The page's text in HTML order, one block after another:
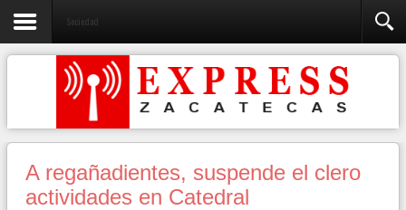
Sociedad
A regañadientes, suspende el clero
actividades en Catedral